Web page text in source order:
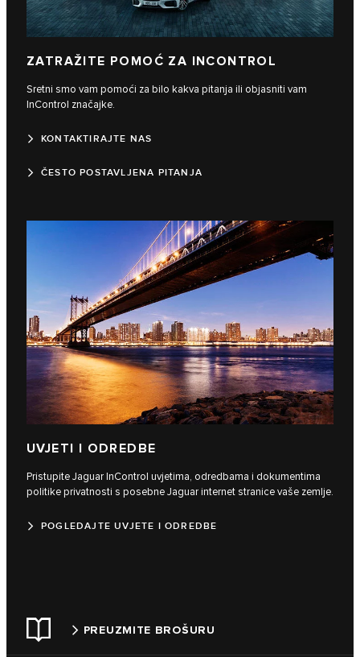
ZATRAŽITE POMOĆ ZA INCONTROL
Sretni smo vam pomoći za bilo kakva pitanja ili objasniti vam
InControl značajke.
KONTAKTIRAJTE NAS
ČESTO POSTAVLJENA PITANJA
UVJETI I ODREDBE
Pristupite Jaguar InControl uvjetima, odredbama i dokumentima
politike privatnosti s posebne Jaguar internet stranice vaše zemlje.
POGLEDAJTE UVJETE I ODREDBE
PREUZMITE BROŠURU